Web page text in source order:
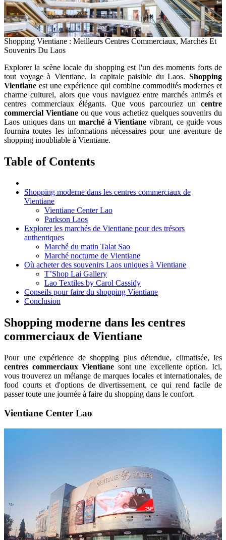
Shopping Vientiane : Meilleurs Centres Commerciaux, Marchés Et
Souvenirs Du Laos
Explorer la scène locale du shopping est l'un des moments forts de
tout voyage à Vientiane, la capitale paisible du Laos. Shopping
Vientiane est une expérience qui combine commodités modernes et
charme culturel, alors que vous naviguez entre marchés animés et
centres commerciaux élégants. Que vous parcouriez un centre
commercial Vientianeou que vous achetiez quelques souvenirs du
Laos uniques dans un marché à Vientiane vibrant, ce guide vous
fournira toutes les informations nécessaires pour une aventure de
shopping inoubliable à Vientiane.
Table of Contents
Shopping moderne dans les centres commerciaux de
Vientiane
Vientiane Center Lao
Parkson Laos
Explorer les marchés de Vientiane pour des trésors
authentiques
Marché du matin Talat Sao
Marché nocturne de Vientiane
Où acheter des souvenirs Laos uniques à Vientiane
T’Shop Lai Gallery
Lao Textiles by Carol Cassidy
Conseils pour faire du shopping Vientiane
Conclusion
Shopping moderne dans les centres
commerciaux de Vientiane
Pour une expérience de shopping plus détendue, climatisée, les
centres commerciaux Vientiane sont une excellente option. Ici,
vous trouverez un mélange de marques locales et internationales, de
food courts et d'options de divertissement, ce qui rend facile de
passer toute une journée à faire du shopping dans le confort.
Vientiane Center Lao